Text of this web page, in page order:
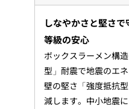
しなやかさと堅さ
等級の安心
ボックスラーメン構
型」耐震で地震のエ
壁の堅さ「強度抵抗
減します。中小地震